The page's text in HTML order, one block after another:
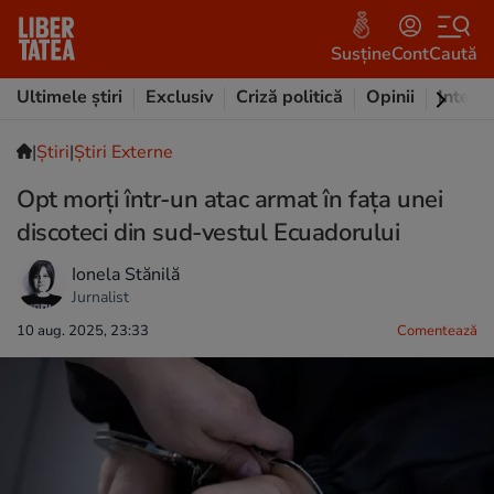
SusțineContCaută
Ultimele știri
Exclusiv Criză politică Opinii
|Ştiri|Știri Externe
Opt morți într-un atac armat în fața unei
discoteci din sud-vestul Ecuadorului
Ionela Stănilă
Jurnalist
10 aug. 2025, 23:33 Comentează